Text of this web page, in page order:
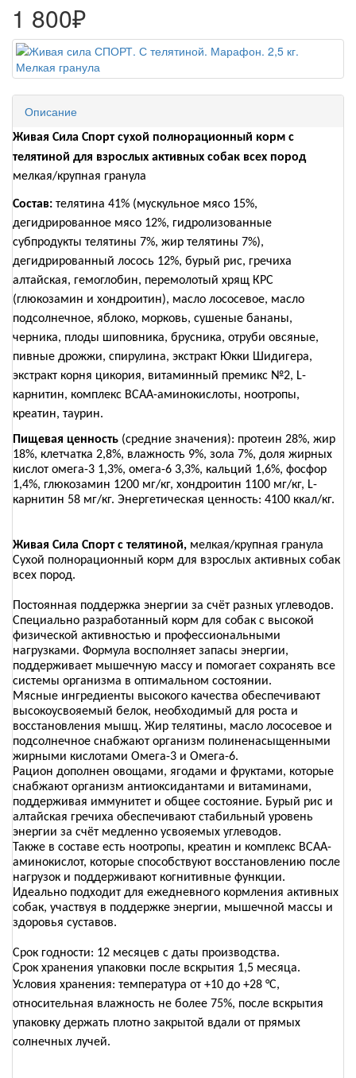
1 800₽
Описание
Живая Сила Спорт сухой полнорационный корм с
телятиной для взрослых активных собак всех пород
мелкая/крупная гранула
Состав: телятина 41% (мускульное мясо 15%,
дегидрированное мясо 12%, гидролизованные
субпродукты телятины 7%, жир телятины 7%),
дегидрированный лосось 12%, бурый рис, гречиха
алтайская, гемоглобин, перемолотый хрящ КРС
(глюкозамин и хондроитин), масло лососевое, масло
подсолнечное, яблоко, морковь, сушеные бананы,
черника, плоды шиповника, брусника, отруби овсяные,
пивные дрожжи, спирулина, экстракт Юкки Шидигера,
экстракт корня цикория, витаминный премикс №2, L-
карнитин, комплекс ВСАА-аминокислоты, ноотропы,
креатин, таурин.
Пищевая ценность (средние значения): протеин 28%, жир
18%, клетчатка 2,8%, влажность 9%, зола 7%, доля жирных
кислот омега-3 1,3%, омега-6 3,3%, кальций 1,6%, фосфор
1,4%, глюкозамин 1200 мг/кг, хондроитин 1100 мг/кг, L-
карнитин 58 мг/кг. Энергетическая ценность: 4100 ккал/кг.
Живая Сила Спорт с телятиной, мелкая/крупная гранула
Сухой полнорационный корм для взрослых активных собак
всех пород.
Постоянная поддержка энергии за счёт разных углеводов.
Специально разработанный корм для собак с высокой
физической активностью и профессиональными
нагрузками. Формула восполняет запасы энергии,
поддерживает мышечную массу и помогает сохранять все
системы организма в оптимальном состоянии.
Мясные ингредиенты высокого качества обеспечивают
высокоусвояемый белок, необходимый для роста и
восстановления мышц. Жир телятины, масло лососевое и
подсолнечное снабжают организм полиненасыщенными
жирными кислотами Омега-3 и Омега-6.
Рацион дополнен овощами, ягодами и фруктами, которые
снабжают организм антиоксидантами и витаминами,
поддерживая иммунитет и общее состояние. Бурый рис и
алтайская гречиха обеспечивают стабильный уровень
энергии за счёт медленно усвояемых углеводов.
Также в составе есть ноотропы, креатин и комплекс ВСАА-
аминокислот, которые способствуют восстановлению после
нагрузок и поддерживают когнитивные функции.
Идеально подходит для ежедневного кормления активных
собак, участвуя в поддержке энергии, мышечной массы и
здоровья суставов.
Срок годности: 12 месяцев с даты производства.
Срок хранения упаковки после вскрытия 1,5 месяца.
Условия хранения: температура от +10 до +28 °C,
относительная влажность не более 75%, после вскрытия
упаковку держать плотно закрытой вдали от прямых
солнечных лучей.